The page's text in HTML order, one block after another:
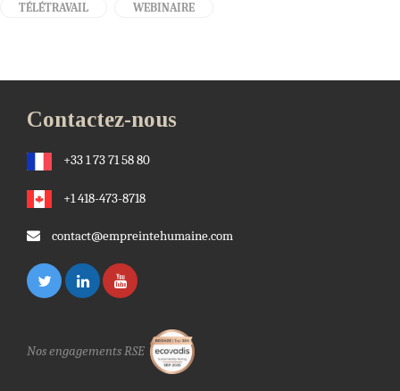
TÉLÉTRAVAIL WEBINAIRE
Contactez-nous
+33 1 73 71 58 80
+1 418-473-8718
contact@empreintehumaine.com
Nos engagements RSE